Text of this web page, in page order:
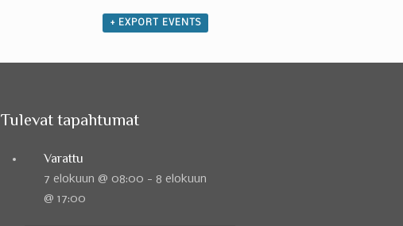
+ EXPORT EVENTS
Tulevat tapahtumat
Varattu
7 elokuun @ 08:00 - 8 elokuun
@ 17:00